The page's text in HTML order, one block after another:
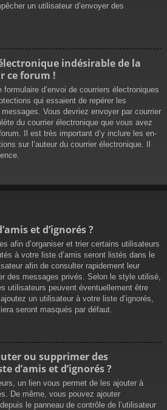
un utilisateur d’envoyer des
indésirable de la
ce forum !
d’envoi de courriers électroniques
qui essaient de repérer les
Vous devriez envoyer par courrier
du courrier électronique que vous avez
Il est très important d’y inclure les en-
sur l’auteur du courrier électronique. Il
et d’ignorés ?
afin d’organiser et trier certains utilisateurs
à votre liste d’amis seront listés dans le
afin de consulter rapidement leur
des messages privés. Selon le style utilisé,
utilisateurs peuvent éventuellement être
un utilisateur à votre liste d’ignorés,
seront masqués par défaut.
ou supprimer des
d’amis et d’ignorés ?
un lien vous permet de les ajouter à
De même, vous pouvez ajouter
le panneau de contrôle de l’utilisateur